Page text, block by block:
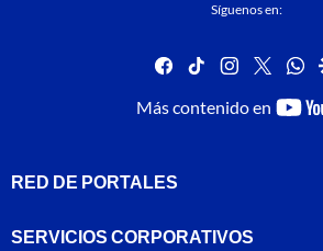
Síguenos en:
facebook
tiktok instagram
twitter
Más contenido en
RED DE PORTALES
SERVICIOS CORPORATIVOS